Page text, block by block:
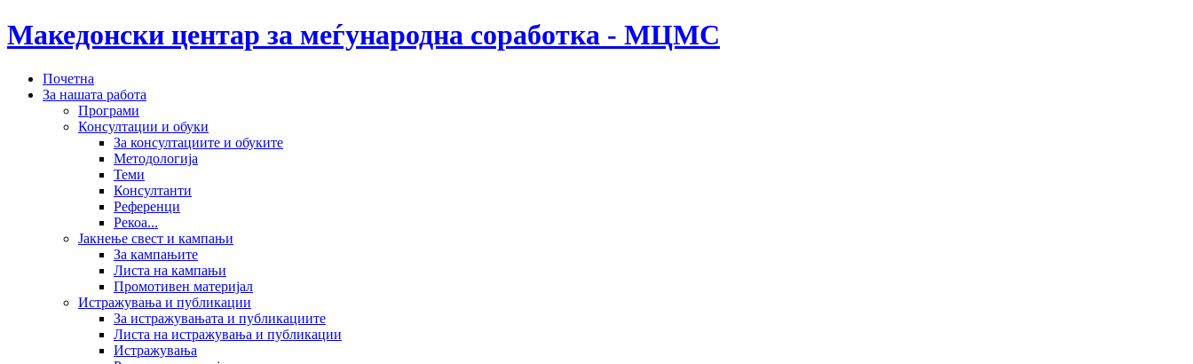
Македонски центар за меѓународна соработка - МЦМС
Почетна
За нашата работа
Програми
Консултации и обуки
За консултациите и обуките
Методологија
Теми
Консултанти
Референци
Рекоа...
Јакнење свест и кампањи
За кампањите
Листа на кампањи
Промотивен материјал
Истражувања и публикации
За истражувањата и публикациите
Листа на истражувања и публикации
Истражувања